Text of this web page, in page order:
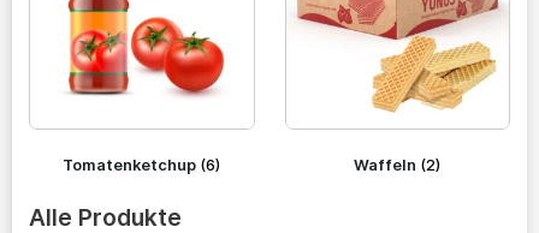
Tomatenketchup (6) Waffeln (2)
Alle Produkte